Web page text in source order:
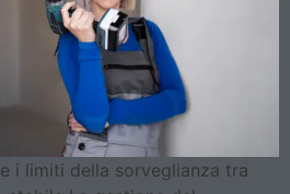
i limiti della sorveglianza tra